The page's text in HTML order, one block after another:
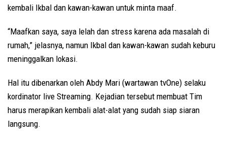
kembali Ikbal dan kawan-kawan untuk minta maaf.
“Maafkan saya, saya lelah dan stress karena ada masalah di
rumah,” jelasnya, namun Ikbal dan kawan-kawan sudah keburu
meninggalkan lokasi.
Hal itu dibenarkan oleh Abdy Mari (wartawan tvOne) selaku
kordinator live Streaming. Kejadian tersebut membuat Tim
harus merapikan kembali alat-alat yang sudah siap siaran
langsung.